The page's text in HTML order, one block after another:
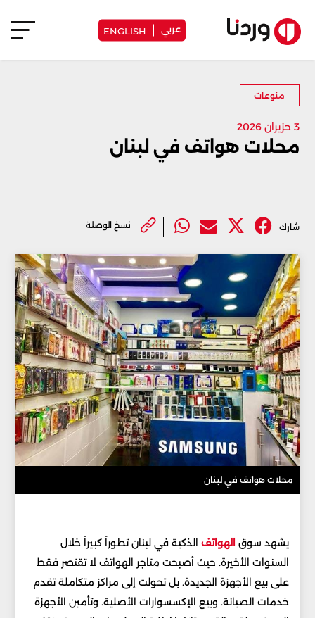
عربي ENGLISH
منوعات
3 حزيران 2026
محلات هواتف في لبنان
شارك نسخ الوصلة
محلات هواتف في لبنان
يشهد سوق الهواتف الذكية في لبنان تطوراً كبيراً خلال
السنوات الأخيرة. حيث أصبحت متاجر الهواتف لا تقتصر فقط
على بيع الأجهزة الجديدة. بل تحولت إلى مراكز متكاملة تقدم
خدمات الصيانة. وبيع الإكسسوارات الأصلية. وتأمين الأجهزة